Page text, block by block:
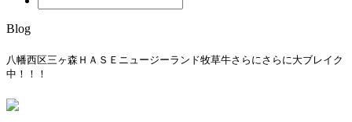
Blog
八幡西区三ヶ森ＨＡＳＥニュージーランド牧草牛さらにさらに大ブレイク
中！！！